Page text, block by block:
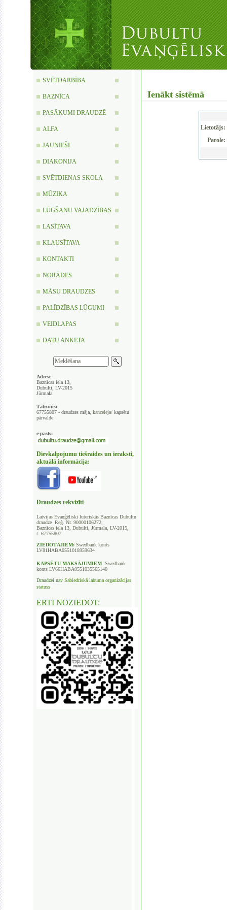
SVĒTDARBĪBA
BAZNĪCA
PASĀKUMI DRAUDZĒ
ALFA
JAUNIEŠI
DIAKONIJA
SVĒTDIENAS SKOLA
MŪZIKA
LŪGŠANU VAJADZĪBAS
LASĪTAVA
KLAUSĪTAVA
KONTAKTI
NORĀDES
MĀSU DRAUDZES
PALĪDZĪBAS LŪGUMI
VEIDLAPAS
DATU ANKETA
Adrese:
Baznīcas iela 13,
Dubulti, LV-2015
Jūrmala
Tālrunis:
67755807 - draudzes māja, kanceleja/ kapsētu
pārvalde
e-pasts:
Dievkalpojumu tiešraides un ieraksti,
aktuālā informācija:
Draudzes rekvizīti
Latvijas Evaņģēliski luteriskās Baznīcas Dubultu
draudze Reģ. Nr. 90000106272,
Baznīcas iela 13, Dubulti, Jūrmala, LV-2015,
t. 67755807
ZIEDOTĀJIEM: Swedbank konts
LV81HABA0551018959634
KAPSĒTU MAKSĀJUMIEM Swedbank
konts LV66HABA0551035565140
Draudzei nav Sabiedriskā labuma organizācijas
statuss
ĒRTI NOZIEDOT:
Ienākt sistēmā
Lietotājs:
Parole: